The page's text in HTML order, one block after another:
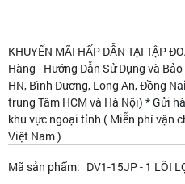
KHUYẾN MÃI HẤP DẪN TẠI TẬP
Hàng - Hướng Dẫn Sử Dụng và
HN, Bình Dương, Long An, Đồng
trung Tâm HCM và Hà Nội) * Gửi
khu vực ngoại tỉnh ( Miễn phí vận
Việt Nam )
Mã sản phẩm: DV1-15JP - 1 LÕI